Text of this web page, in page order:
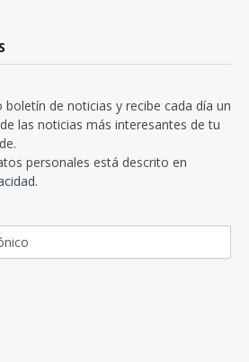
de noticias y recibe cada día un
las noticias más interesantes de tu
personales está descrito en